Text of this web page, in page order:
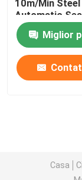
10m/Min
Automatic
Miglior
Casa